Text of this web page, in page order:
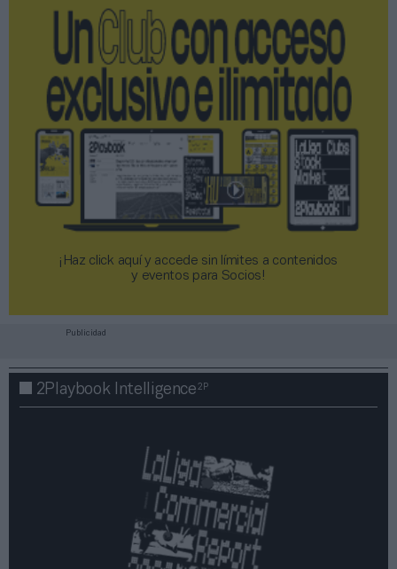
¡Haz click aquí y accede sin límites a contenidos
y eventos para Socios!​​​​​​​
Publicidad
2Playbook Intelligence2P